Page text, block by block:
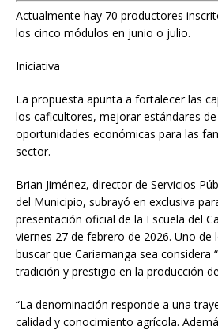
Actualmente hay 70 productores
los cinco módulos en junio o julio.
Iniciativa
La propuesta apunta a fortalecer las
los caficultores, mejorar estándares
oportunidades económicas para las
sector.
Brian Jiménez, director de Servicios
del Municipio, subrayó en exclusiva
presentación oficial de la Escuela del
viernes 27 de febrero de 2026. Uno de
buscar que Cariamanga sea considera
tradición y prestigio en la producción
“La denominación responde a una
calidad y conocimiento agrícola.